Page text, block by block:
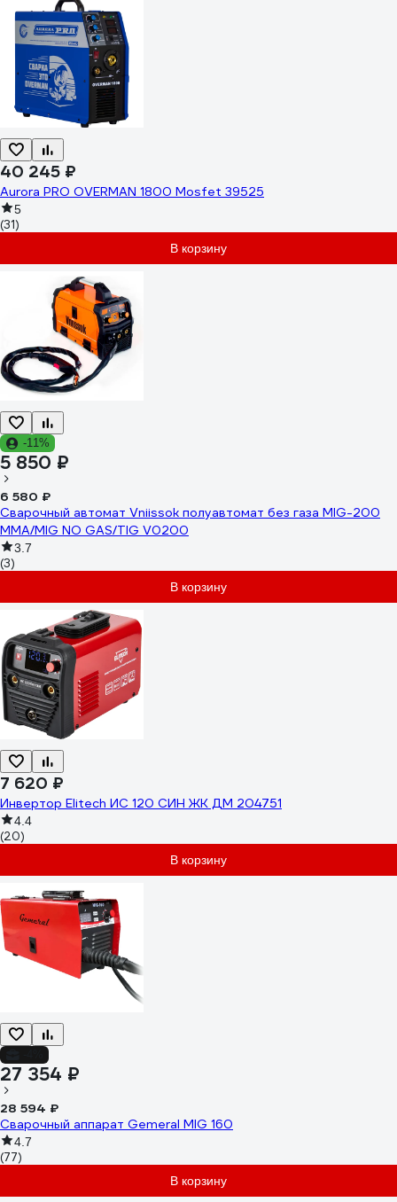
40 245 ₽
Aurora PRO OVERMAN 1800 Mosfet 39525
5
(31)
В корзину
-11%
5 850 ₽
6 580 ₽
Сварочный автомат Vniissok полуавтомат без газа MIG-200
ММА/MIG NO GAS/TIG V0200
3.7
(3)
В корзину
7 620 ₽
Инвертор Elitech ИС 120 СИН ЖК ДМ 204751
4.4
(20)
В корзину
27 354 ₽
28 594 ₽
Сварочный аппарат Gemeral MIG 160
4.7
(77)
В корзину